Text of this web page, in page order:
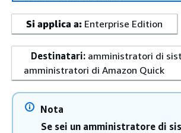
Si applica a: Enterprise Edition
Destinatari: amministratori di
amministratori di Amazon Quick
Nota
Se sei un amministratore di